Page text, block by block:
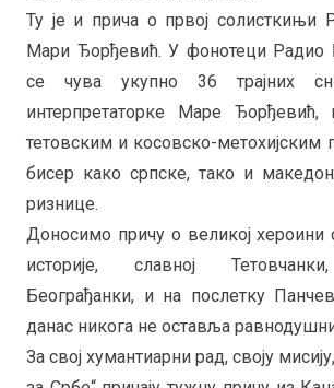
Ту је и прича о првој солисткињи
Мари Ђорђевић. У фонотеци Радио
се чува укупно 36 трајних
интерпретаторке Маре Ђорђевић,
тетовским и косовско-метохијским
бисер како српске, тако и
ризнице.
Доносимо причу о великој хероини
историје, славној
Београђанки, и на послетку
данас никога не оставља
За свој хумантиарни рад, своју